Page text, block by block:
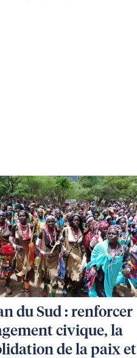
du Sud : renforcer
civique, la
de la paix et